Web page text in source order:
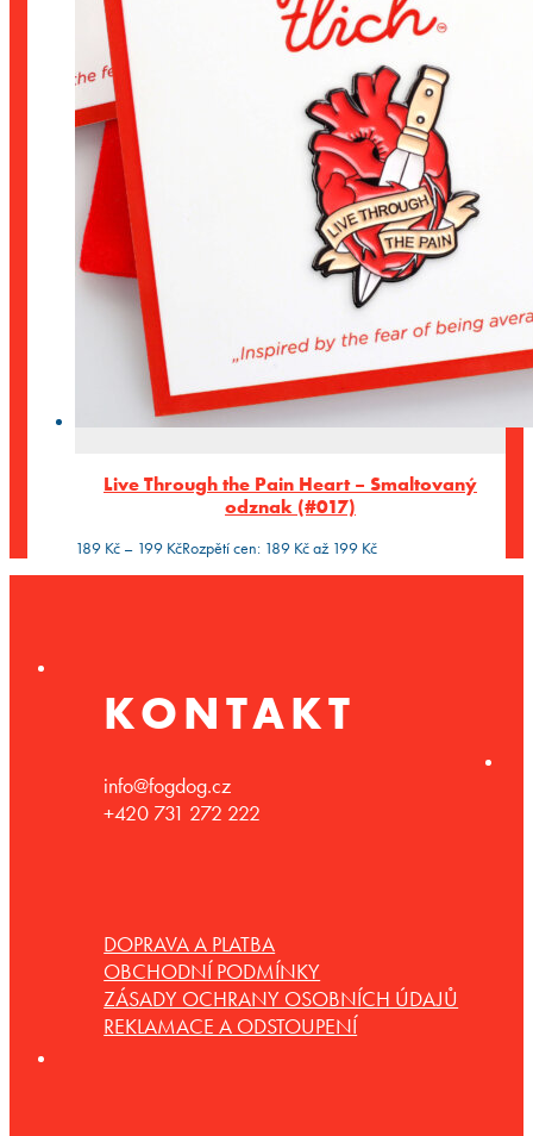
Live Through the Pain Heart – Smaltovaný
odznak (#017)
189 Kč – 199 KčRozpětí cen: 189 Kč až 199 Kč
KONTAKT
info@fogdog.cz
+420 731 272 222
DOPRAVA A PLATBA
OBCHODNÍ PODMÍNKY
ZÁSADY OCHRANY OSOBNÍCH ÚDAJŮ
REKLAMACE A ODSTOUPENÍ